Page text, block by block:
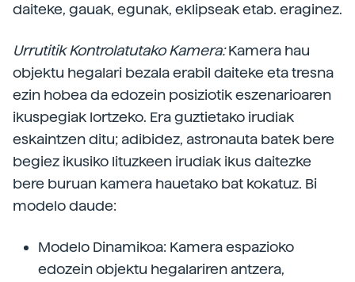
daiteke, gauak, egunak, eklipseak etab. eraginez.
Urrutitik Kontrolatutako Kamera:Kamera hau
objektu hegalari bezala erabil daiteke eta tresna
ezin hobea da edozein posiziotik eszenarioaren
ikuspegiak lortzeko. Era guztietako irudiak
eskaintzen ditu; adibidez, astronauta batek bere
begiez ikusiko lituzkeen irudiak ikus daitezke
bere buruan kamera hauetako bat kokatuz. Bi
modelo daude:
Modelo Dinamikoa: Kamera espazioko
edozein objektu hegalariren antzera,